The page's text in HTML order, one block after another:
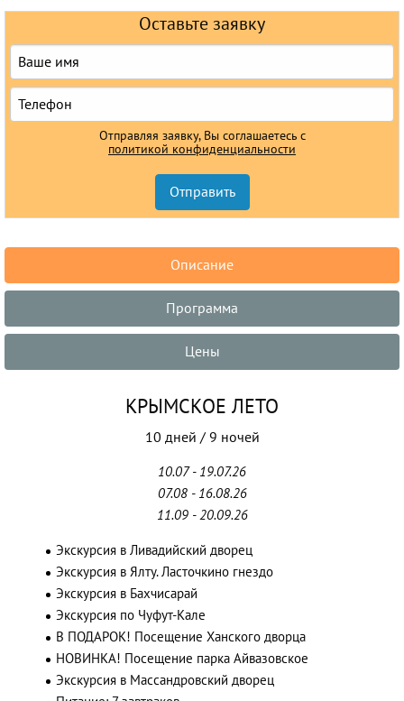
Оставьте заявку
Отправляя заявку, Вы соглашаетесь с
политикой конфиденциальности
Описание
Программа
Цены
КРЫМСКОЕ ЛЕТО
10 дней / 9 ночей
10.07 - 19.07.26
07.08 - 16.08.26
11.09 - 20.09.26
Экскурсия в Ливадийский дворец
Экскурсия в Ялту. Ласточкино гнездо
Экскурсия в Бахчисарай
Экскурсия по Чуфут-Кале
В ПОДАРОК! Посещение Ханского дворца
НОВИНКА! Посещение парка Айвазовское
Экскурсия в Массандровский дворец